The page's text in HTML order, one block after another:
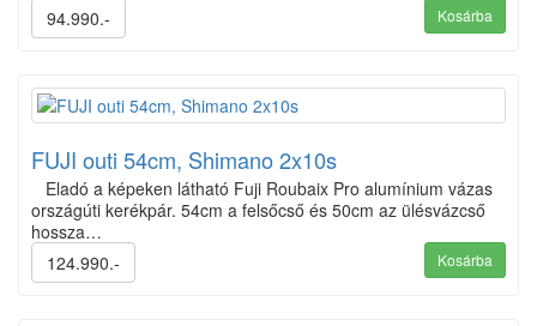
94.990.-
Kosárba
FUJI outi 54cm, Shimano 2x10s
Eladó a képeken látható Fuji Roubaix Pro alumínium vázas
országúti kerékpár. 54cm a felsőcső és 50cm az ülésvázcső
hossza…
124.990.-
Kosárba